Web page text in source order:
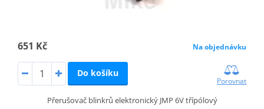
651 Kč Na objednávku
Do košíku
Porovnat
Přerušovač blinkrů elektronický JMP 6V třípólový